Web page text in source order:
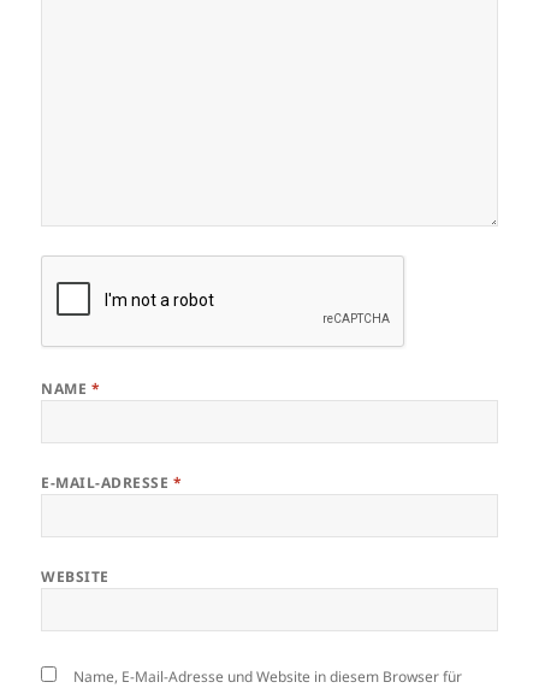
NAME *
E-MAIL-ADRESSE *
WEBSITE
Name, E-Mail-Adresse und Website in diesem Browser für